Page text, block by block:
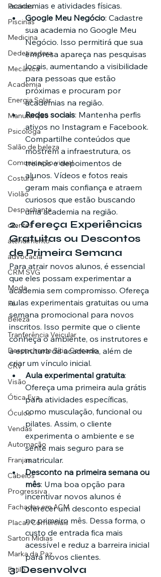
Pscinas
Piscinas
Medicina
Dedetizadora
Mecânica
Academia
Energia Solar
Manutenção
Psicóloga
Salão de beleza
Comunicação visual
Costura
Violão
Despachante
clientes
atendimento
advocacia
CRM SVG
Moda
Fé
Beleza
Tranferência Veicular
Despachante Sítio Cercado
CRV
Visão
Ótica Eva
Óculos
Vendas
Automação
Franjas
Cabelos
Progressiva
Fachadas em ACM
Placas Comerciais
Sartori Mídias
Marka da Paz
Estilo
academias e atividades físicas.
Google Meu Negócio: Cadastre
sua academia no Google Meu
Negócio. Isso permitirá que sua
empresa apareça nas pesquisas
locais, aumentando a visibilidade
para pessoas que estão
próximas e procuram por
academias na região.
Redes sociais: Mantenha perfis
ativos no Instagram e Facebook.
Compartilhe conteúdos que
mostrem a infraestrutura, os
treinos e depoimentos de
alunos. Vídeos e fotos reais
geram mais confiança e atraem
curiosos que estão buscando
uma academia na região.
2. Ofereça Experiências
Gratuitas ou Descontos
de Primeira Semana
Para atrair novos alunos, é essencial
que eles possam experimentar a
academia sem compromisso. Ofereça
aulas experimentais gratuitas ou uma
semana promocional para novos
inscritos. Isso permite que o cliente
conheça o ambiente, os instrutores e
a estrutura da academia, além de
criar um vínculo inicial.
Aula experimental gratuita:
Ofereça uma primeira aula grátis
para atividades específicas,
como musculação, funcional ou
pilates. Assim, o cliente
experimenta o ambiente e se
sente mais seguro para se
matricular.
Desconto na primeira semana ou
mês: Uma boa opção para
incentivar novos alunos é
oferecer um desconto especial
no primeiro mês. Dessa forma, o
custo de entrada fica mais
acessível e reduz a barreira inicial
para novos clientes.
3. Desenvolva